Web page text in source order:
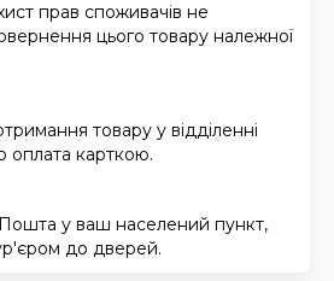
прав споживачів не
цього товару належної
товару у відділенні
карткою.
у ваш населений пункт,
до дверей.